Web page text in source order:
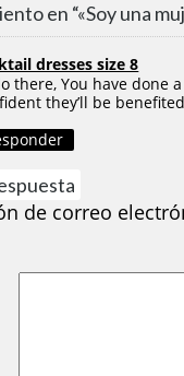
en “«Soy una
dresses size 8
there, You have done
they’ll be
de correo